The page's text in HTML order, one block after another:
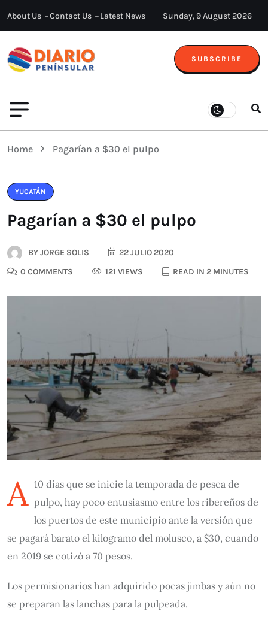
About Us Contact Us Latest News Sunday, 9 August 2026
SUBSCRIBE
Home Pagarían a $30 el pulpo
YUCATÁN
Pagarían a $30 el pulpo
BYJORGE SOLIS
22 JULIO 2020
0 COMMENTS
121 VIEWS READ IN 2 MINUTES
A 10 días que se inicie la temporada de pesca de
pulpo, hay poco entusiasmo entre los ribereños de
los puertos de este municipio ante la versión que
se pagará barato el kilogramo del molusco, a $30, cuando
en 2019 se cotizó a 70 pesos.
Los permisionarios han adquirido pocas jimbas y aún no
se preparan las lanchas para la pulpeada.